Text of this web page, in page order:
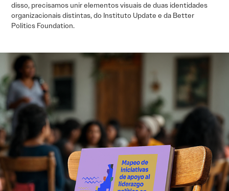
disso, precisamos unir elementos visuais de duas identidades
organizacionais distintas, do Instituto Update e da Better
Politics Foundation.